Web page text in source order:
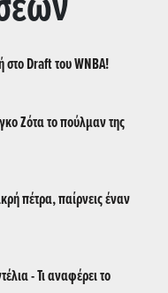
στο Draft του WNBA!
Ζότα το πούλμαν της
πέτρα, παίρνεις έναν
- Τι αναφέρει το